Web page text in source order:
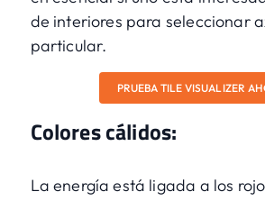
de interiores para seleccionar
particular.
PRUEBA TILE VISUALIZER
Colores cálidos:
La energía está ligada a los